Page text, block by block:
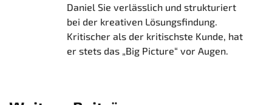
Daniel Sie verlässlich und strukturiert
bei der kreativen Lösungsfindung.
Kritischer als der kritischste Kunde, hat
er stets das „Big Picture“ vor Augen.